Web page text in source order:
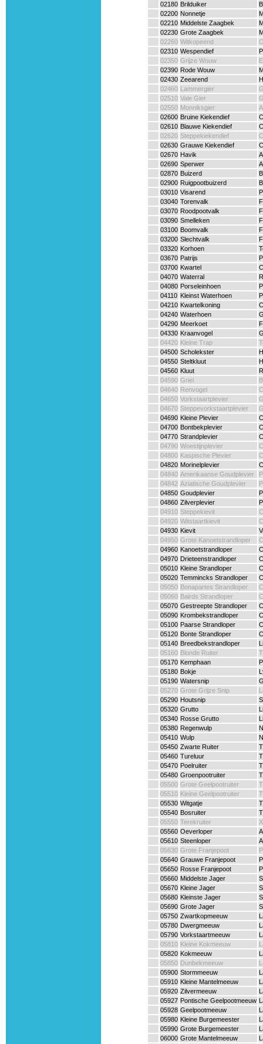
02180 Brilduiker
02200 Nonnetje
02210 Middelste Zaagbek
02230 Grote Zaagbek
02260 Witkopeend
02310 Wespendief
02350 Grijze Wouw
02390 Rode Wouw
02430 Zeearend
02460 Lammergier
02510 Vale Gier
02550 Monniksgier
02600 Bruine Kiekendief
02610 Blauwe Kiekendief
02620 Steppekiekendief
02630 Grauwe Kiekendief
02670 Havik
02690 Sperwer
02870 Buizerd
02900 Ruigpootbuizerd
03010 Visarend
03040 Torenvalk
03070 Roodpootvalk
03090 Smelleken
03100 Boomvalk
03200 Slechtvalk
03320 Korhoen
03670 Patrijs
03700 Kwartel
04070 Waterral
04080 Porseleinhoen
04110 Kleinst Waterhoen
04210 Kwartelkoning
04240 Waterhoen
04290 Meerkoet
04330 Kraanvogel
04420 Kleine Trap
04500 Scholekster
04550 Steltkluut
04560 Kluut
04590 Griel
04640 Renvogel
04650 Vorkstaartplevier
04670 Steppevorkstaartplevier
04690 Kleine Plevier
04700 Bontbekplevier
04770 Strandplevier
04790 Woestijnplevier
04800 Kaspische Plevier
04820 Morinelplevier
04840 Amerikaanse Goudplevier
04842 Aziatische Goudplevier
04850 Goudplevier
04860 Zilverplevier
04910 Steppekievit
04920 Witstaartkievit
04930 Kievit
04950 Grote Kanoetstrandloper
04960 Kanoetstrandloper
04970 Drieteenstrandloper
05010 Kleine Strandloper
05020 Temmincks Strandloper
05050 Bonapartes Strandloper
05060 Bairds Strandloper
05070 Gestreepte Strandloper
05090 Krombekstrandloper
05100 Paarse Strandloper
05120 Bonte Strandloper
05140 Breedbekstrandloper
05160 Blonde Ruiter
05170 Kemphaan
05180 Bokje
05190 Watersnip
05270 Grote Grijze Snip
05290 Houtsnip
05320 Grutto
05340 Rosse Grutto
05380 Regenwulp
05410 Wulp
05450 Zwarte Ruiter
05460 Tureluur
05470 Poelruiter
05480 Groenpootruiter
05500 Grote Geelpootruiter
05510 Kleine Geelpootruiter
05530 Witgatje
05540 Bosruiter
05550 Terekruiter
05560 Oeverloper
05610 Steenloper
05630 Grote Franjepoot
05640 Grauwe Franjepoot
05650 Rosse Franjepoot
05660 Middelste Jager
05670 Kleine Jager
05680 Kleinste Jager
05690 Grote Jager
05750 Zwartkopmeeuw
05780 Dwergmeeuw
05790 Vorkstaartmeeuw
05810 Kleine Kokmeeuw
05820 Kokmeeuw
05850 Dunbekmeeuw
05900 Stormmeeuw
05910 Kleine Mantelmeeuw
05920 Zilvermeeuw
05927 Pontische Geelpootmeeuw
05928 Geelpootmeeuw
05980 Kleine Burgemeester
05990 Grote Burgemeester
06000 Grote Mantelmeeuw